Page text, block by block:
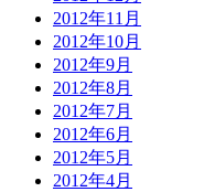
2012年11月
2012年10月
2012年9月
2012年8月
2012年7月
2012年6月
2012年5月
2012年4月